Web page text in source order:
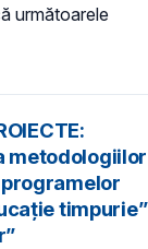
următoarele
metodologiilor
timpurie”